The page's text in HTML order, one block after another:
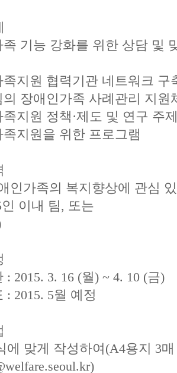
족 기능 강화를 위한 상담 및
족지원 협력기관 네트워크 구
의 장애인가족 사례관리 지원
족지원 정책·제도 및 연구 주
족지원을 위한 프로그램
인가족의 복지향상에 관심
이내 팀, 또는
: 2015. 3. 16 (월) ~ 4. 10 (금)
: 2015. 5월 예정
에 맞게 작성하여(A4용지 3